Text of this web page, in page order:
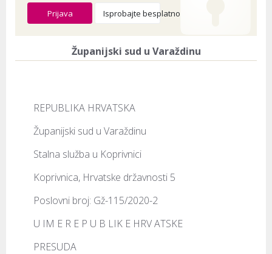
Prijava Isprobajte besplatno
Županijski sud u Varaždinu
REPUBLIKA HRVATSKA
Županijski sud u Varaždinu
Stalna služba u Koprivnici
Koprivnica, Hrvatske državnosti 5
Poslovni broj: Gž-115/2020-2
U IM E R E P U B LIK E HRV ATSKE
PRESUDA